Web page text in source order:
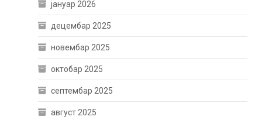
јануар 2026
децембар 2025
новембар 2025
октобар 2025
септембар 2025
август 2025